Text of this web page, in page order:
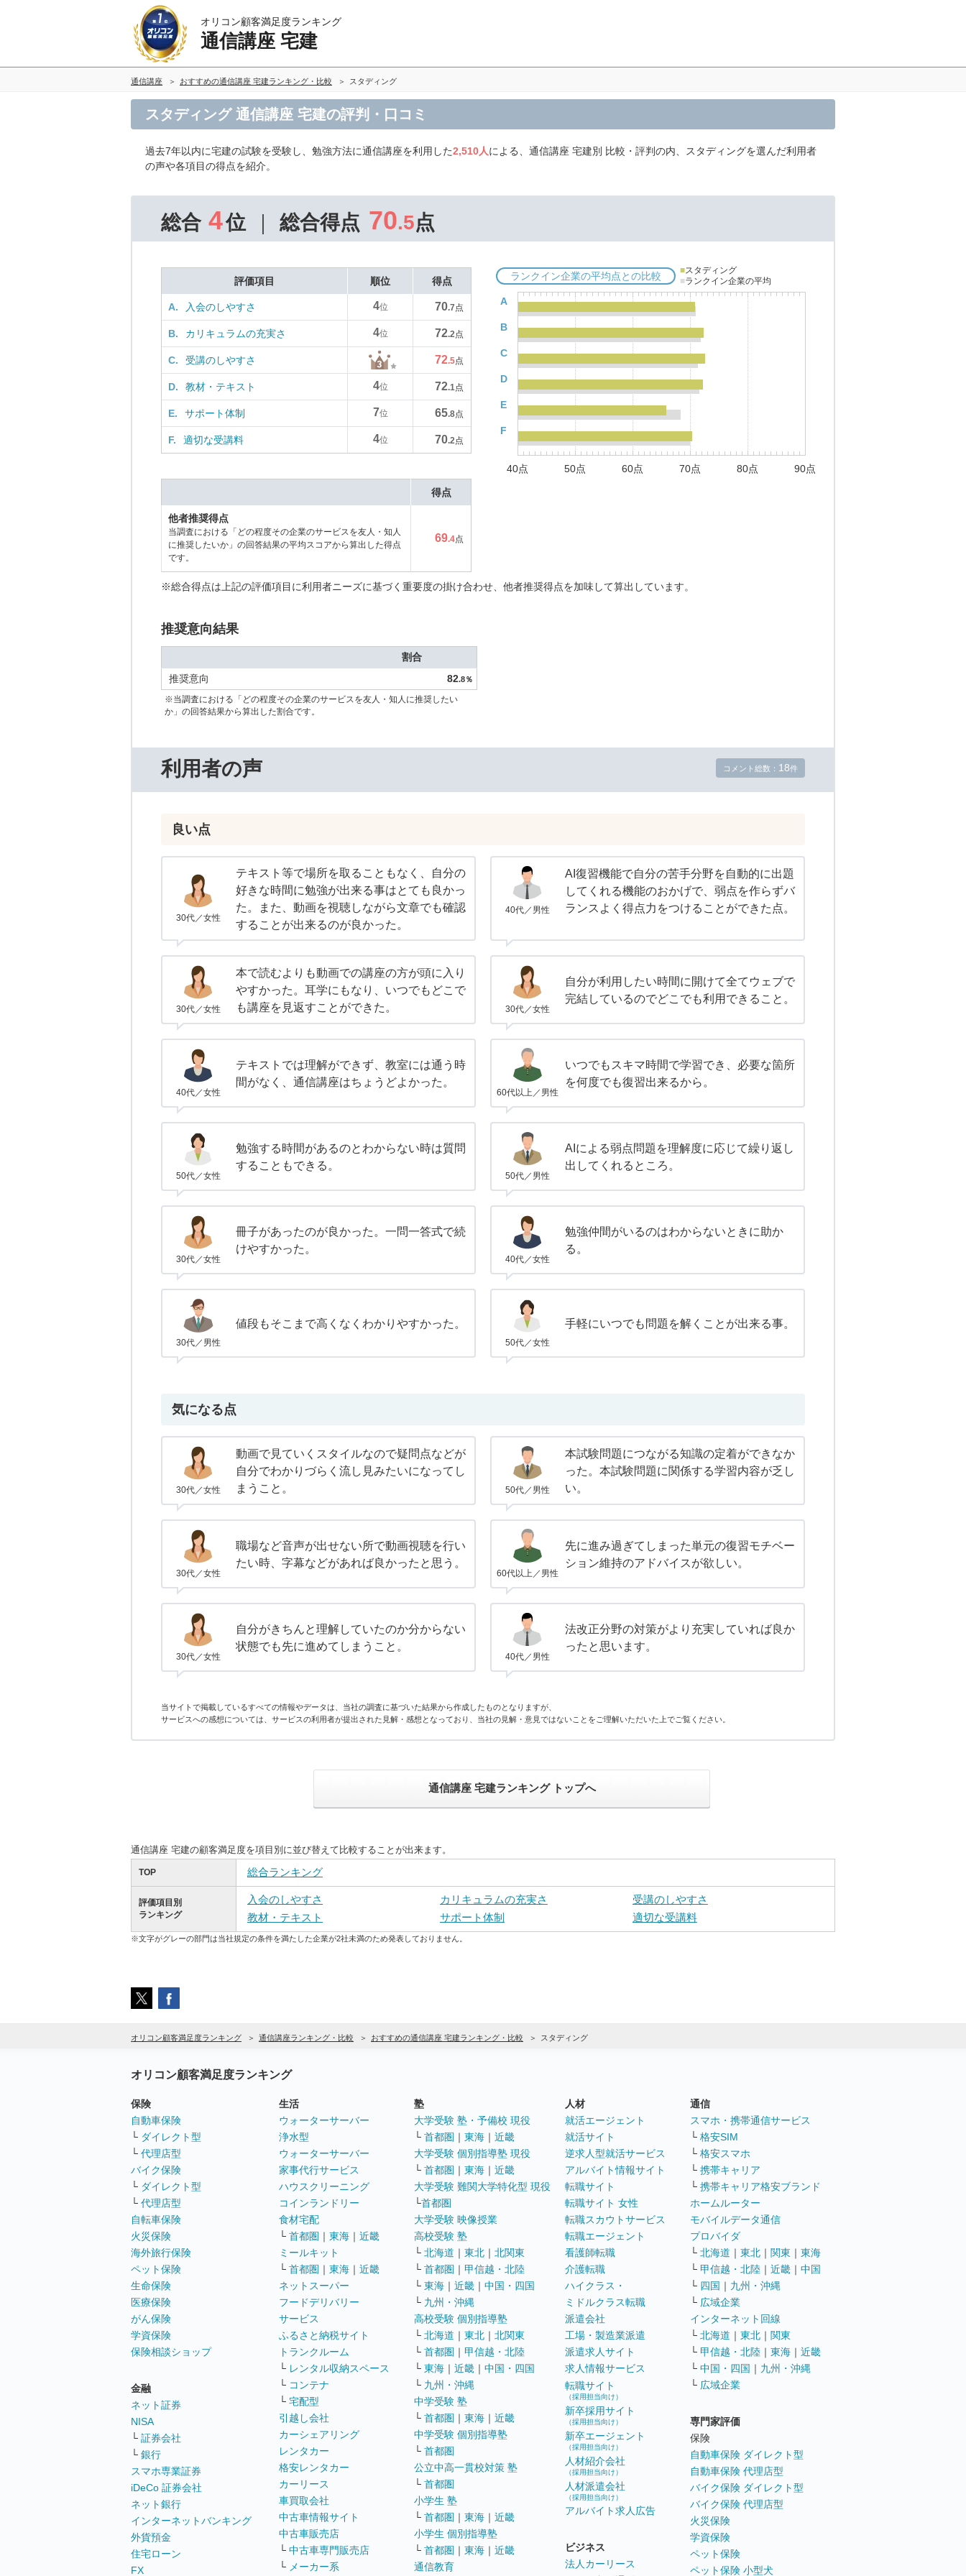
オリコン顧客満足度ランキング
通信講座 宅建
通信講座 おすすめの通信講座 宅建ランキング・比較 スタディング
スタディング 通信講座 宅建の評判・口コミ
過去7年以内に宅建の試験を受験し、勉強方法に通信講座を利用した2,510人による、通信講座 宅建別 比較・評判の内、スタディングを選んだ利用者
の声や各項目の得点を紹介。
総合 4位 総合得点 70.5点
評価項目 順位 得点
A. 入会のしやすさ 4位 70.7点
B. カリキュラムの充実さ 4位 72.2点
C. 受講のしやすさ 72.5点
D. 教材・テキスト 4位 72.1点
E. サポート体制 7位 65.8点
F. 適切な受講料 4位 70.2点
ランクイン企業の平均点との比較 ■スタディング
■ランクイン企業の平均
A
B
C
D
E
F
40点 50点 60点 70点 80点 90点
得点
他者推奨得点
当調査における「どの程度その企業のサービスを友人・知人
に推奨したいか」の回答結果の平均スコアから算出した得点
です。
69.4点
※総合得点は上記の評価項目に利用者ニーズに基づく重要度の掛け合わせ、他者推奨得点を加味して算出しています。
推奨意向結果
割合
推奨意向
82.8％
※当調査における「どの程度その企業のサービスを友人・知人に推奨したい
か」の回答結果から算出した割合です。
利用者の声 コメント総数： 18件
良い点
30代／女性
テキスト等で場所を取ることもなく、自分の
好きな時間に勉強が出来る事はとても良かっ
た。また、動画を視聴しながら文章でも確認
することが出来るのが良かった。
40代／男性
AI復習機能で自分の苦手分野を自動的に出題
してくれる機能のおかげで、弱点を作らずバ
ランスよく得点力をつけることができた点。
30代／女性
本で読むよりも動画での講座の方が頭に入り
やすかった。耳学にもなり、いつでもどこで
も講座を見返すことができた。
30代／女性
自分が利用したい時間に開けて全てウェブで
完結しているのでどこでも利用できること。
40代／女性
テキストでは理解ができず、教室には通う時
間がなく、通信講座はちょうどよかった。
60代以上／男性
いつでもスキマ時間で学習でき、必要な箇所
を何度でも復習出来るから。
50代／女性
勉強する時間があるのとわからない時は質問
することもできる。
50代／男性
AIによる弱点問題を理解度に応じて繰り返し
出してくれるところ。
30代／女性
冊子があったのが良かった。一問一答式で続
けやすかった。
40代／女性
勉強仲間がいるのはわからないときに助か
る。
30代／男性
値段もそこまで高くなくわかりやすかった。
50代／女性
手軽にいつでも問題を解くことが出来る事。
気になる点
30代／女性
動画で見ていくスタイルなので疑問点などが
自分でわかりづらく流し見みたいになってし
まうこと。
50代／男性
本試験問題につながる知識の定着ができなか
った。本試験問題に関係する学習内容が乏し
い。
30代／女性
職場など音声が出せない所で動画視聴を行い
たい時、字幕などがあれば良かったと思う。
60代以上／男性
先に進み過ぎてしまった単元の復習モチベー
ション維持のアドバイスが欲しい。
30代／女性
自分がきちんと理解していたのか分からない
状態でも先に進めてしまうこと。
40代／男性
法改正分野の対策がより充実していれば良か
ったと思います。
当サイトで掲載しているすべての情報やデータは、当社の調査に基づいた結果から作成したものとなりますが、
サービスへの感想については、サービスの利用者が提出された見解・感想となっており、当社の見解・意見ではないことをご理解いただいた上でご覧ください。
通信講座 宅建ランキング トップへ
通信講座 宅建の顧客満足度を項目別に並び替えて比較することが出来ます。
TOP 総合ランキング
評価項目別
ランキング
入会のしやすさ カリキュラムの充実さ
受講のしやすさ
教材・テキスト
サポート体制 適切な受講料
※文字がグレーの部門は当社規定の条件を満たした企業が2社未満のため発表しておりません。
オリコン顧客満足度ランキング 通信講座ランキング・比較 おすすめの通信講座 宅建ランキング・比較 スタディング
オリコン顧客満足度ランキング
保険
自動車保険
└ ダイレクト型
└ 代理店型
バイク保険
└ ダイレクト型
└ 代理店型
自転車保険
火災保険
海外旅行保険
ペット保険
生命保険
医療保険
がん保険
学資保険
保険相談ショップ
金融
ネット証券
NISA
└ 証券会社
└ 銀行
スマホ専業証券
iDeCo 証券会社
ネット銀行
インターネットバンキング
外貨預金
住宅ローン
FX
生活
ウォーターサーバー
浄水型
ウォーターサーバー
家事代行サービス
ハウスクリーニング
コインランドリー
食材宅配
└ 首都圏 ｜ 東海 ｜ 近畿
ミールキット
└ 首都圏 ｜ 東海 ｜ 近畿
ネットスーパー
フードデリバリー
サービス
ふるさと納税サイト
トランクルーム
└ レンタル収納スペース
└ コンテナ
└ 宅配型
引越し会社
カーシェアリング
レンタカー
格安レンタカー
カーリース
車買取会社
中古車情報サイト
中古車販売店
└ 中古車専門販売店
└ メーカー系
塾
大学受験 塾・予備校 現役
└ 首都圏 ｜ 東海 ｜ 近畿
大学受験 個別指導塾 現役
└ 首都圏 ｜ 東海 ｜ 近畿
大学受験 難関大学特化型 現役
└首都圏
大学受験 映像授業
高校受験 塾
└ 北海道 ｜ 東北 ｜ 北関東
└ 首都圏 ｜ 甲信越・北陸
└ 東海 ｜ 近畿 ｜ 中国・四国
└ 九州・沖縄
高校受験 個別指導塾
└ 北海道 ｜ 東北 ｜ 北関東
└ 首都圏 ｜ 甲信越・北陸
└ 東海 ｜ 近畿 ｜ 中国・四国
└ 九州・沖縄
中学受験 塾
└ 首都圏 ｜ 東海 ｜ 近畿
中学受験 個別指導塾
└ 首都圏
公立中高一貫校対策 塾
└ 首都圏
小学生 塾
└ 首都圏 ｜ 東海 ｜ 近畿
小学生 個別指導塾
└ 首都圏 ｜ 東海 ｜ 近畿
通信教育
人材
就活エージェント
就活サイト
逆求人型就活サービス
アルバイト情報サイト
転職サイト
転職サイト 女性
転職スカウトサービス
転職エージェント
看護師転職
介護転職
ハイクラス・
ミドルクラス転職
派遣会社
工場・製造業派遣
派遣求人サイト
求人情報サービス
転職サイト
（採用担当向け）
新卒採用サイト
（採用担当向け）
新卒エージェント
（採用担当向け）
人材紹介会社
（採用担当向け）
人材派遣会社
（採用担当向け）
アルバイト求人広告
ビジネス
法人カーリース
通信
スマホ・携帯通信サービス
└ 格安SIM
└ 格安スマホ
└ 携帯キャリア
└ 携帯キャリア格安ブランド
ホームルーター
モバイルデータ通信
プロバイダ
└ 北海道 ｜ 東北 ｜ 関東 ｜ 東海
└ 甲信越・北陸 ｜ 近畿 ｜ 中国
└ 四国 ｜ 九州・沖縄
└ 広域企業
インターネット回線
└ 北海道 ｜ 東北 ｜ 関東
└ 甲信越・北陸 ｜ 東海 ｜ 近畿
└ 中国・四国 ｜ 九州・沖縄
└ 広域企業
専門家評価
保険
自動車保険 ダイレクト型
自動車保険 代理店型
バイク保険 ダイレクト型
バイク保険 代理店型
火災保険
学資保険
ペット保険
ペット保険 小型犬